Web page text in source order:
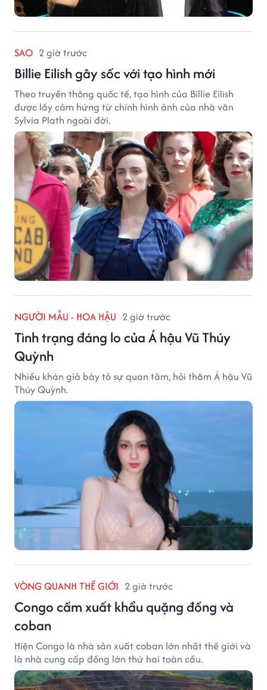
SAO 2 giờ trước
Billie Eilish gây sốc với tạo hình mới
Theo truyền thông quốc tế, tạo hình của Billie Eilish
được lấy cảm hứng từ chính hình ảnh của nhà văn
Sylvia Plath ngoài đời.
NGƯỜI MẪU - HOA HẬU 2 giờ trước
Tình trạng đáng lo của Á hậu Vũ Thúy
Quỳnh
Nhiều khán giả bày tỏ sự quan tâm, hỏi thăm Á hậu Vũ
Thúy Quỳnh.
VÒNG QUANH THẾ GIỚI 2 giờ trước
Congo cấm xuất khẩu quặng đồng và
coban
Hiện Congo là nhà sản xuất coban lớn nhất thế giới và
là nhà cung cấp đồng lớn thứ hai toàn cầu.